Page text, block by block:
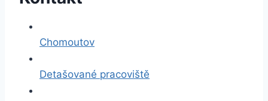
Chomoutov
Detašované pracoviště